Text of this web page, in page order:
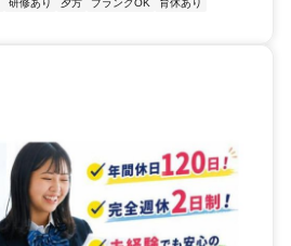
研修あり 夕方 ブランクOK
育休あり